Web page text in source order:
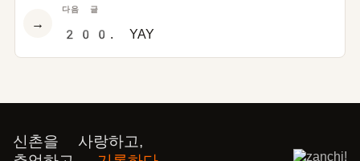
다음 글
200. YAY
→
신촌을 사랑하고,